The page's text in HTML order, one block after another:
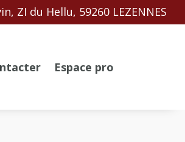
ZI du Hellu, 59260 LEZENNES
Espace pro